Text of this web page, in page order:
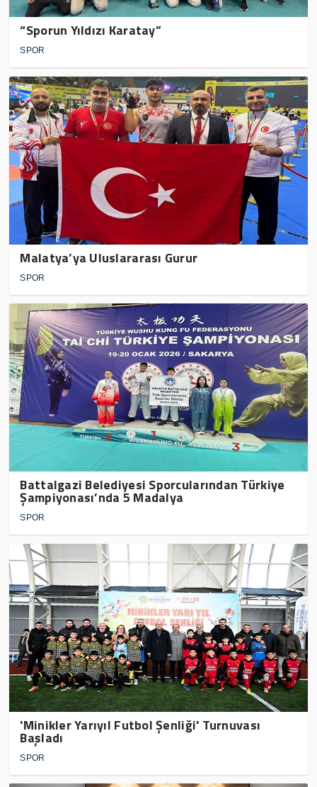
“Sporun Yıldızı Karatay”
SPOR
Malatya’ya Uluslararası Gurur
SPOR
Battalgazi Belediyesi Sporcularından Türkiye
Şampiyonası’nda 5 Madalya
SPOR
'Minikler Yarıyıl Futbol Şenliği' Turnuvası
Başladı
SPOR